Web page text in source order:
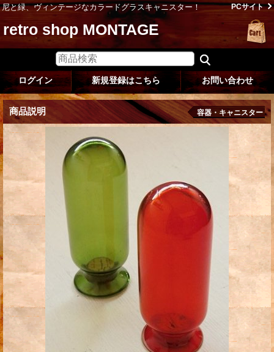
尼と緑、ヴィンテージなカラードグラスキャニスター！ PCサイト
retro shop MONTAGE
ログイン 新規登録はこちら お問い合わせ
商品説明 容器・キャニスター